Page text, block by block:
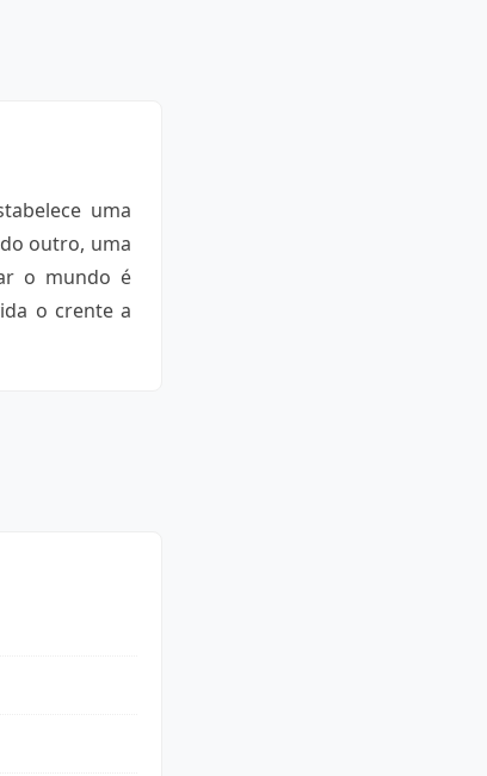
uma
outro, uma
o mundo é
o crente a